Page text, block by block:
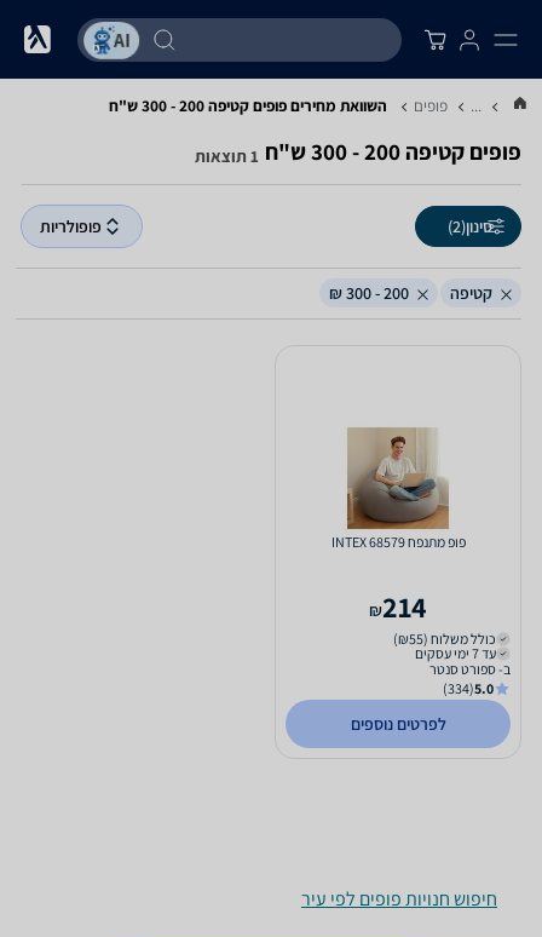
... פופים השוואת מחירים פופים ‏קטיפה ‏200 - 300 ‏ש"ח
פופים ‏קטיפה ‏200 - 300 ‏ש"ח 1 תוצאות
סינון(2) פופולריות
קטיפה 200 - 300 ₪
פופ מתנפח INTEX 68579
214
₪
כולל משלוח (₪55)
עד 7 ימי עסקים
ב- ספורט סנטר
5.0
(334)
לפרטים נוספים
חיפוש חנויות פופים לפי עיר